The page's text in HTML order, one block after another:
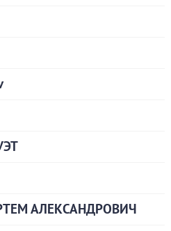
АЛЕКСАНДРОВИЧ